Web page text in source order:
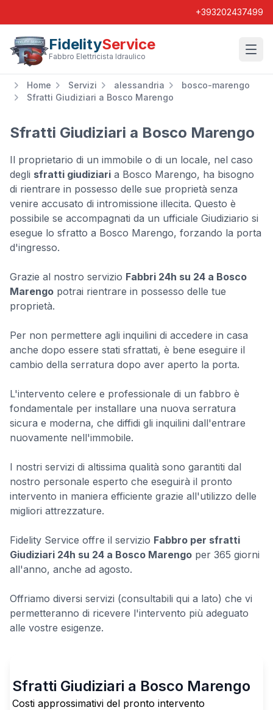
+393202437499
FidelityService
Fabbro Elettricista Idraulico
Home Servizi alessandria
bosco-marengo
Sfratti Giudiziari a Bosco Marengo
Sfratti Giudiziari a Bosco Marengo
Il proprietario di un immobile o di un locale, nel caso
degli sfratti giudiziari a Bosco Marengo, ha bisogno
di rientrare in possesso delle sue proprietà senza
venire accusato di intromissione illecita. Questo è
possibile se accompagnati da un ufficiale Giudiziario si
esegue lo sfratto a Bosco Marengo, forzando la porta
d'ingresso.
Grazie al nostro servizio Fabbri 24h su 24 a Bosco
Marengo potrai rientrare in possesso delle tue
proprietà.
Per non permettere agli inquilini di accedere in casa
anche dopo essere stati sfrattati, è bene eseguire il
cambio della serratura dopo aver aperto la porta.
L'intervento celere e professionale di un fabbro è
fondamentale per installare una nuova serratura
sicura e moderna, che diffidi gli inquilini dall'entrare
nuovamente nell'immobile.
I nostri servizi di altissima qualità sono garantiti dal
nostro personale esperto che eseguirà il pronto
intervento in maniera efficiente grazie all'utilizzo delle
migliori attrezzature.
Fidelity Service offre il servizio Fabbro per sfratti
Giudiziari 24h su 24 a Bosco Marengo per 365 giorni
all'anno, anche ad agosto.
Offriamo diversi servizi (consultabili qui a lato) che vi
permetteranno di ricevere l'intervento più adeguato
alle vostre esigenze.
Sfratti Giudiziari a Bosco Marengo
Costi approssimativi del pronto intervento